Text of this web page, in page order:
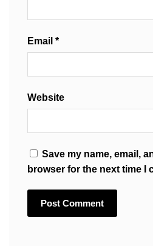
Email *
Website
Save my name, email,
browser for the next time I